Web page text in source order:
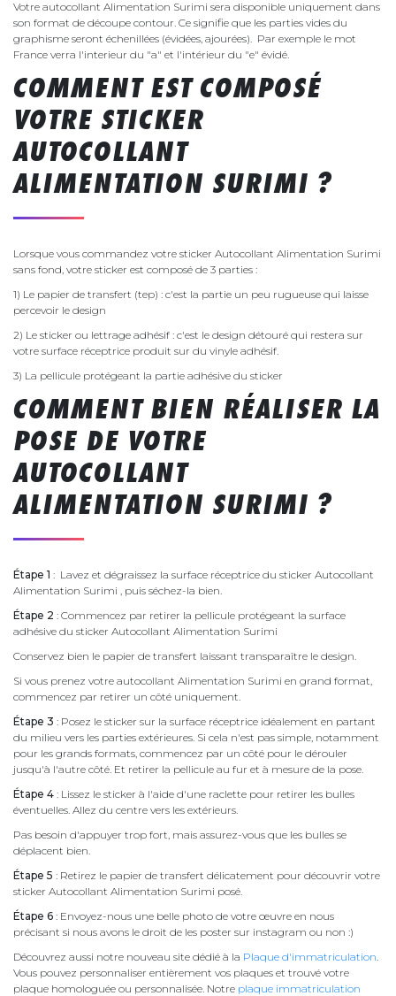
Votre autocollant Alimentation Surimi sera disponible uniquement dans
son format de découpe contour. Ce signifie que les parties vides du
graphisme seront échenillées (évidées, ajourées). Par exemple le mot
France verra l'interieur du "a" et l'intérieur du "e" évidé.
COMMENT EST COMPOSÉ
VOTRE STICKER
AUTOCOLLANT
ALIMENTATION SURIMI ?
Lorsque vous commandez votre sticker Autocollant Alimentation Surimi
sans fond, votre sticker est composé de 3 parties :
1) Le papier de transfert (tep) : c'est la partie un peu rugueuse qui laisse
percevoir le design
2) Le sticker ou lettrage adhésif : c'est le design détouré qui restera sur
votre surface réceptrice produit sur du vinyle adhésif.
3) La pellicule protégeant la partie adhésive du sticker
COMMENT BIEN RÉALISER LA
POSE DE VOTRE
AUTOCOLLANT
ALIMENTATION SURIMI ?
Étape 1 : Lavez et dégraissez la surface réceptrice du sticker Autocollant
Alimentation Surimi , puis séchez-la bien.
Étape 2 : Commencez par retirer la pellicule protégeant la surface
adhésive du sticker Autocollant Alimentation Surimi
Conservez bien le papier de transfert laissant transparaître le design.
Si vous prenez votre autocollant Alimentation Surimi en grand format,
commencez par retirer un côté uniquement.
Étape 3 : Posez le sticker sur la surface réceptrice idéalement en partant
du milieu vers les parties extérieures. Si cela n'est pas simple, notamment
pour les grands formats, commencez par un côté pour le dérouler
jusqu'à l'autre côté. Et retirer la pellicule au fur et à mesure de la pose.
Étape 4 : Lissez le sticker à l'aide d'une raclette pour retirer les bulles
éventuelles. Allez du centre vers les extérieurs.
Pas besoin d'appuyer trop fort, mais assurez-vous que les bulles se
déplacent bien.
Étape 5 : Retirez le papier de transfert délicatement pour découvrir votre
sticker Autocollant Alimentation Surimi posé.
Étape 6 : Envoyez-nous une belle photo de votre œuvre en nous
précisant si nous avons le droit de les poster sur instagram ou non :)
Découvrez aussi notre nouveau site dédié à la Plaque d'immatriculation
Vous pouvez personnaliser entièrement vos plaques et trouvé votre
plaque homologuée ou personnalisée. Notre plaque immatriculation